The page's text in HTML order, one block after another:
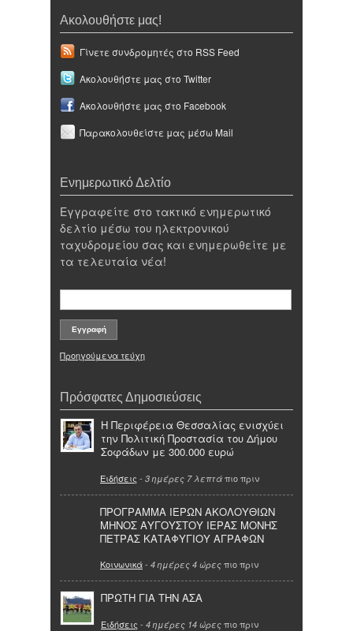
Ακολουθήστε μας!
Γίνετε συνδρομητές στο RSS Feed
Ακολουθήστε μας στο Twitter
Ακολουθήστε μας στο Facebook
Παρακολουθείστε μας μέσω Mail
Ενημερωτικό Δελτίο
Εγγραφείτε στο τακτικό ενημερωτικό
δελτίο μέσω του ηλεκτρονικού
ταχυδρομείου σας και ενημερωθείτε με
τα τελευταία νέα!
Προηγούμενα τεύχη
Πρόσφατες Δημοσιεύσεις
Η Περιφέρεια Θεσσαλίας ενισχύει
την Πολιτική Προστασία του Δήμου
Σοφάδων με 300.000 ευρώ
Ειδήσεις - 3 ημέρες 7 λεπτά πιο πριν
ΠΡΟΓΡΑΜΜΑ ΙΕΡΩΝ ΑΚΟΛΟΥΘΙΩΝ
ΜΗΝΟΣ ΑΥΓΟΥΣΤΟΥ ΙΕΡΑΣ ΜΟΝΗΣ
ΠΕΤΡΑΣ ΚΑΤΑΦΥΓΙΟΥ ΑΓΡΑΦΩΝ
Κοινωνικά- 4 ημέρες 4 ώρες πιο πριν
ΠΡΩΤΗ ΓΙΑ ΤΗΝ ΑΣΑ
Ειδήσεις - 4 ημέρες 14 ώρες πιο πριν